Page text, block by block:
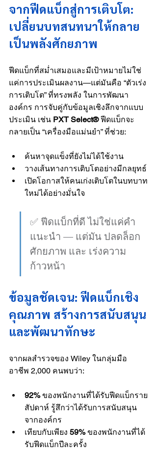
จากฟีดแบ็กสู่การเติบโต:
เปลี่ยนบทสนทนาให้กลาย
เป็นพลังศักยภาพ
ฟีดแบ็กที่สม่ำเสมอและมีเป้าหมายไม่ใช่
แค่การประเมินผลงาน—แต่มันคือ “ตัวเร่ง
การเติบโต” ที่ทรงพลัง ในการพัฒนา
องค์กร การจับคู่กับข้อมูลเชิงลึกจากแบบ
ประเมิน เช่น PXT Select® ฟีดแบ็กจะ
กลายเป็น “เครื่องมือแม่นยำ” ที่ช่วย:
ค้นหาจุดแข็งที่ยังไม่ได้ใช้งาน
วางเส้นทางการเติบโตอย่างมีกลยุทธ์
เปิดโอกาสให้คนเก่งเติบโตในบทบาท
ใหม่ได้อย่างมั่นใจ
✅ ฟีดแบ็กที่ดี ไม่ใช่แค่คำ
แนะนำ — แต่มัน ปลดล็อก
ศักยภาพ และ เร่งความ
ก้าวหน้า
ข้อมูลชัดเจน: ฟีดแบ็กเชิง
คุณภาพ สร้างการสนับสนุน
และพัฒนาทักษะ
จากผลสำรวจของ Wiley ในกลุ่มมือ
อาชีพ 2,000 คนพบว่า:
92% ของพนักงานที่ได้รับฟีดแบ็กราย
สัปดาห์ รู้สึกว่าได้รับการสนับสนุน
จากองค์กร
เทียบกับเพียง 59% ของพนักงานที่ได้
รับฟีดแบ็กปีละครั้ง